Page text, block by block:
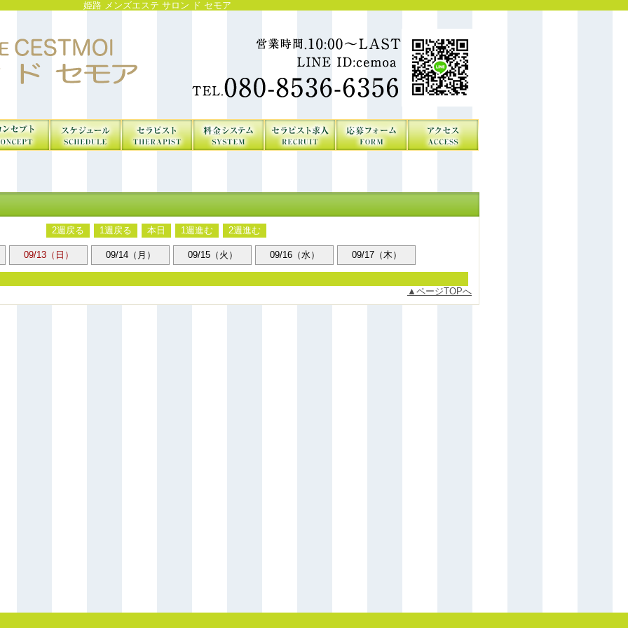
姫路 メンズエステ サロン ド セモア
2週戻る 1週戻る 本日 1週進む 2週進む
09/13（日） 09/14（月） 09/15（火） 09/16（水） 09/17（木）
ページTOPへ